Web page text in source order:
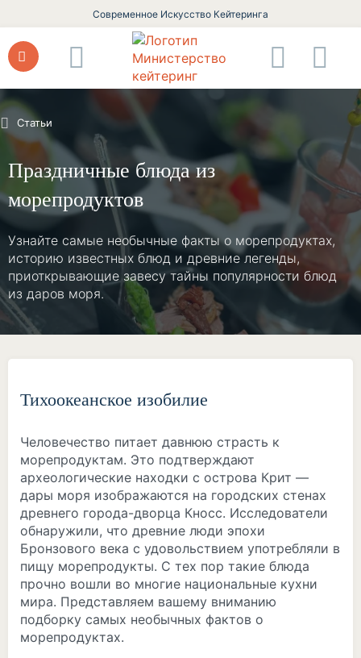
Современное Искусство Кейтеринга
Статьи
Праздничные блюда из
морепродуктов
Узнайте самые необычные факты о морепродуктах,
историю известных блюд и древние легенды,
приоткрывающие завесу тайны популярности блюд
из даров моря.
Тихоокеанское изобилие
Человечество питает давнюю страсть к
морепродуктам. Это подтверждают
археологические находки с острова Крит —
дары моря изображаются на городских стенах
древнего города-дворца Кносс. Исследователи
обнаружили, что древние люди эпохи
Бронзового века с удовольствием употребляли в
пищу морепродукты. С тех пор такие блюда
прочно вошли во многие национальные кухни
мира. Представляем вашему вниманию
подборку самых необычных фактов о
морепродуктах.